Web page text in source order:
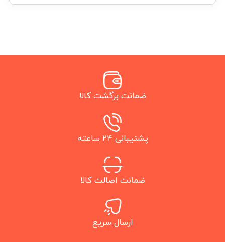
ضمانت برگشت کالا
پشتیبانی 24 ساعته
ضمانت اصالت کالا
ارسال سریع